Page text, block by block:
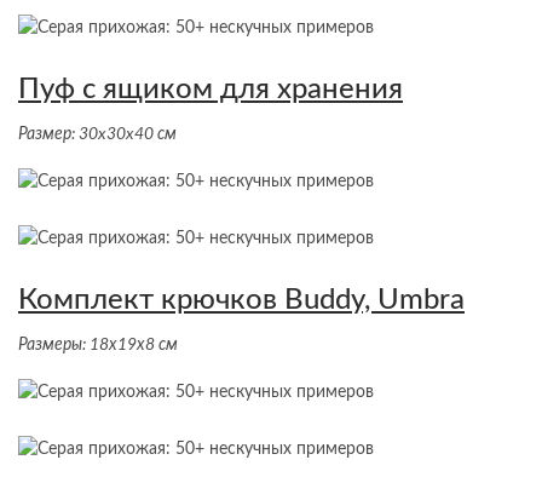
Пуф с ящиком для хранения
Размер: 30x30x40 см
Комплект крючков Buddy, Umbra
Размеры: 18х19х8 см